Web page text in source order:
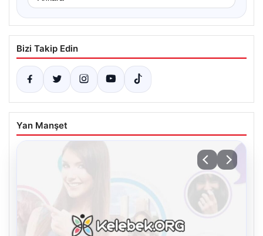
Bizi Takip Edin
Yan Manşet